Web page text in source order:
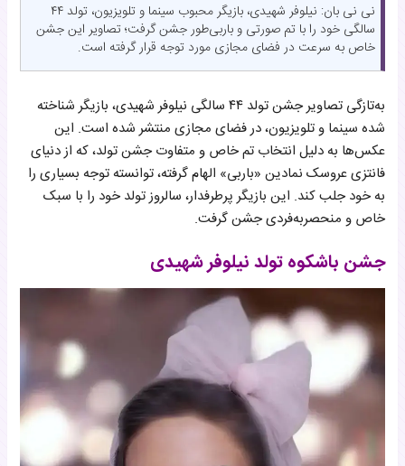
نی نی بان: نیلوفر شهیدی، بازیگر محبوب سینما و تلویزیون، تولد ۴۴
سالگی خود را با تم صورتی و باربی‌طور جشن گرفت؛ تصاویر این جشن
خاص به سرعت در فضای مجازی مورد توجه قرار گرفته است.
به‌تازگی تصاویر جشن تولد ۴۴ سالگی نیلوفر شهیدی، بازیگر شناخته
شده سینما و تلویزیون، در فضای مجازی منتشر شده است. این
عکس‌ها به دلیل انتخاب تم خاص و متفاوت جشن تولد، که از دنیای
فانتزی عروسک نمادین «باربی» الهام گرفته، توانسته توجه بسیاری را
به خود جلب کند. این بازیگر پرطرفدار، سالروز تولد خود را با سبک
خاص و منحصربه‌فردی جشن گرفت.
جشن باشکوه تولد نیلوفر شهیدی